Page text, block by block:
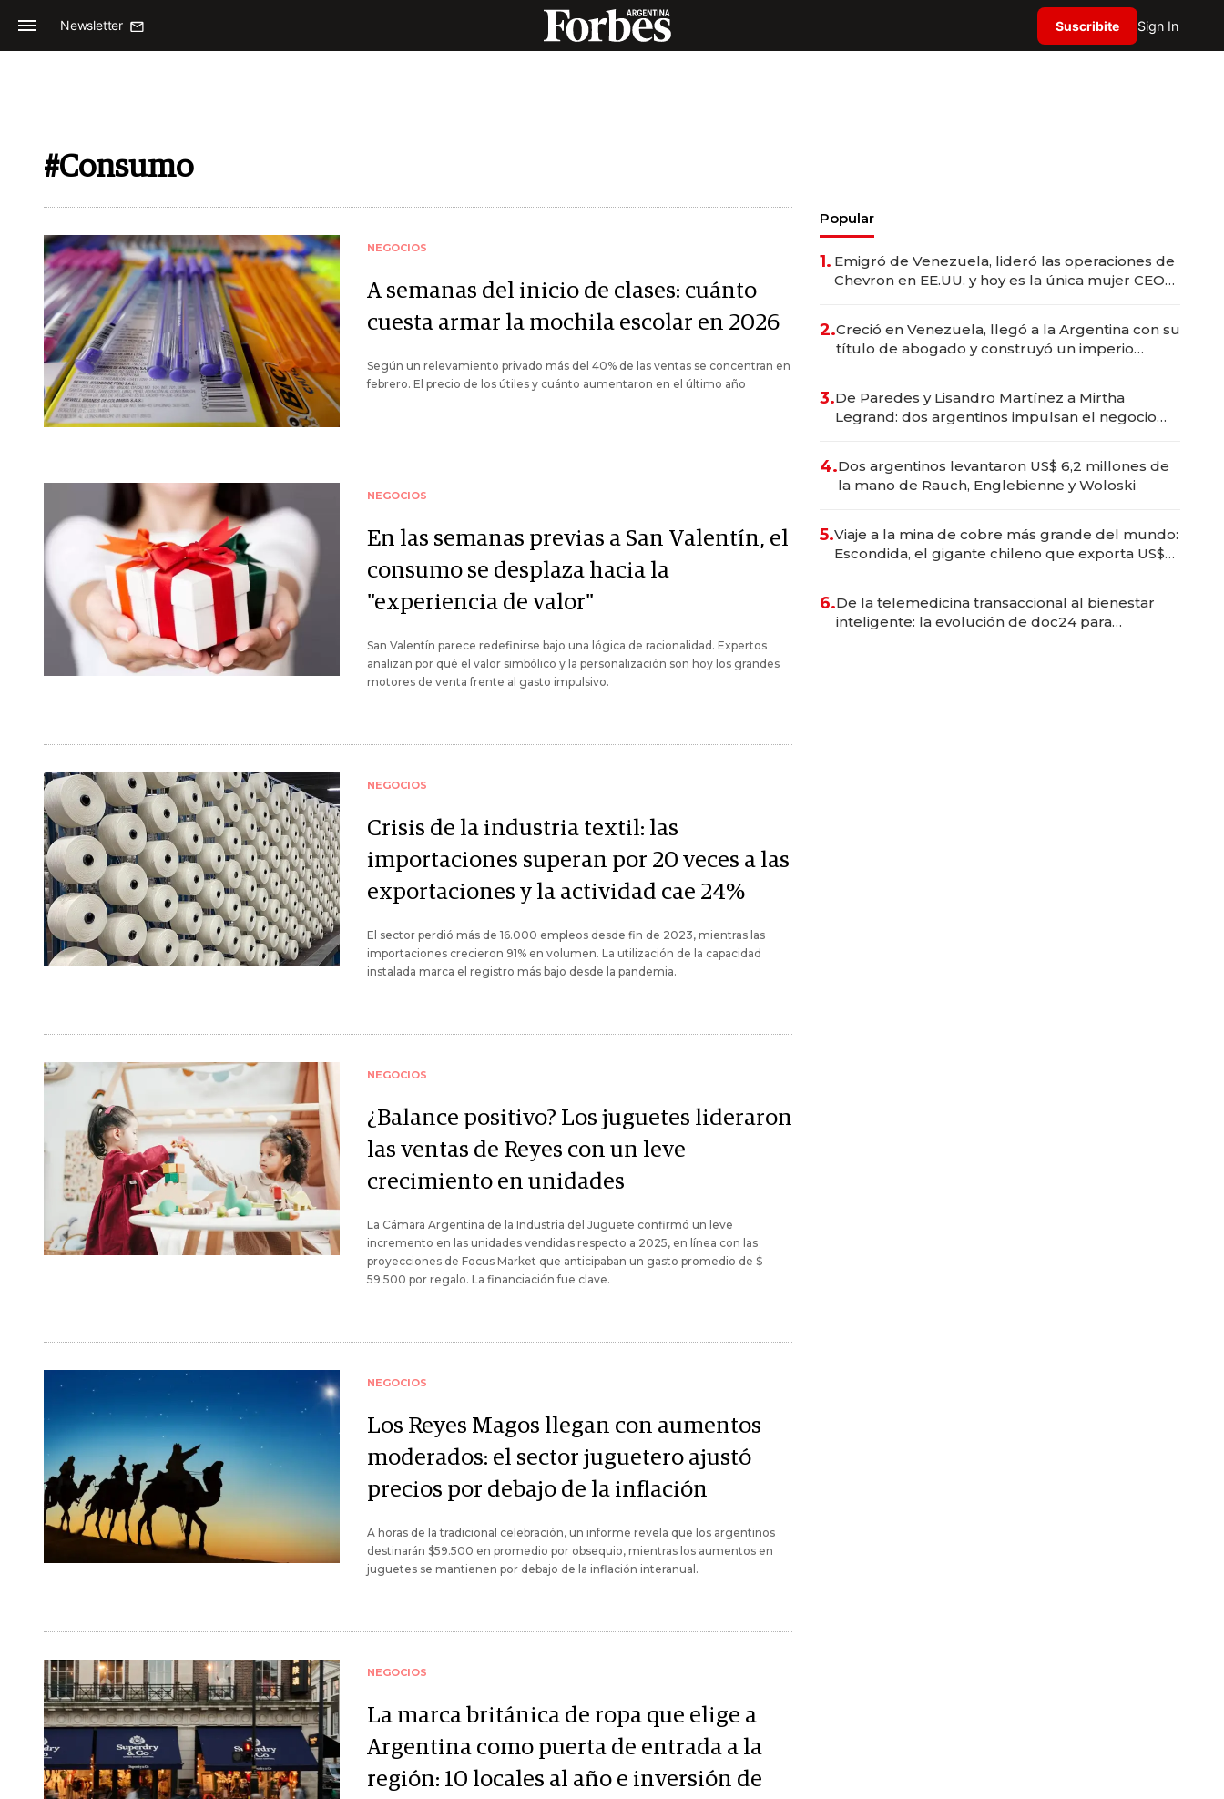
Newsletter Suscribite Sign In
#Consumo
NEGOCIOS
A semanas del inicio de clases: cuánto
cuesta armar la mochila escolar en 2026
Según un relevamiento privado más del 40% de las ventas se concentran en
febrero. El precio de los útiles y cuánto aumentaron en el último año
NEGOCIOS
En las semanas previas a San Valentín, el
consumo se desplaza hacia la
"experiencia de valor"
San Valentín parece redefinirse bajo una lógica de racionalidad. Expertos
analizan por qué el valor simbólico y la personalización son hoy los grandes
motores de venta frente al gasto impulsivo.
NEGOCIOS
Crisis de la industria textil: las
importaciones superan por 20 veces a las
exportaciones y la actividad cae 24%
El sector perdió más de 16.000 empleos desde fin de 2023, mientras las
importaciones crecieron 91% en volumen. La utilización de la capacidad
instalada marca el registro más bajo desde la pandemia.
NEGOCIOS
¿Balance positivo? Los juguetes lideraron
las ventas de Reyes con un leve
crecimiento en unidades
La Cámara Argentina de la Industria del Juguete confirmó un leve
incremento en las unidades vendidas respecto a 2025, en línea con las
proyecciones de Focus Market que anticipaban un gasto promedio de $
59.500 por regalo. La financiación fue clave.
NEGOCIOS
Los Reyes Magos llegan con aumentos
moderados: el sector juguetero ajustó
precios por debajo de la inflación
A horas de la tradicional celebración, un informe revela que los argentinos
destinarán $59.500 en promedio por obsequio, mientras los aumentos en
juguetes se mantienen por debajo de la inflación interanual.
NEGOCIOS
La marca británica de ropa que elige a
Argentina como puerta de entrada a la
región: 10 locales al año e inversión de
Popular
1. Emigró de Venezuela, lideró las operaciones de
Chevron en EE.UU. y hoy es la única mujer CEO
2.Creció en Venezuela, llegó a la Argentina con su
título de abogado y construyó un imperio
3.De Paredes y Lisandro Martínez a Mirtha
Legrand: dos argentinos impulsan el negocio
4.Dos argentinos levantaron US$ 6,2 millones de
la mano de Rauch, Englebienne y Woloski
5.Viaje a la mina de cobre más grande del mundo:
Escondida, el gigante chileno que exporta US$
6.De la telemedicina transaccional al bienestar
inteligente: la evolución de doc24 para